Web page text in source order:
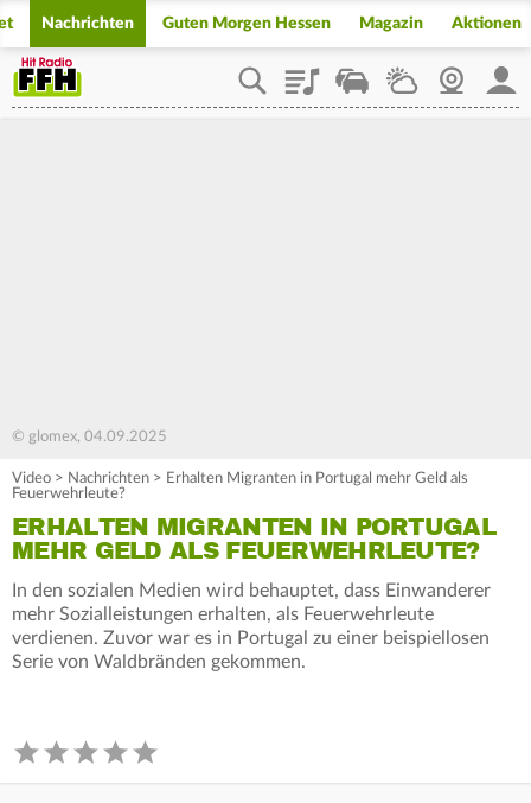
Nachrichten Guten Morgen Hessen Magazin Aktionen
PlaylistStaupilotWetterWebcam
© glomex, 04.09.2025
Video > Nachrichten > Erhalten Migranten in Portugal mehr Geld als
Feuerwehrleute?
ERHALTEN MIGRANTEN IN PORTUGAL
MEHR GELD ALS FEUERWEHRLEUTE?
In den sozialen Medien wird behauptet, dass Einwanderer
mehr Sozialleistungen erhalten, als Feuerwehrleute
verdienen. Zuvor war es in Portugal zu einer beispiellosen
Serie von Waldbränden gekommen.